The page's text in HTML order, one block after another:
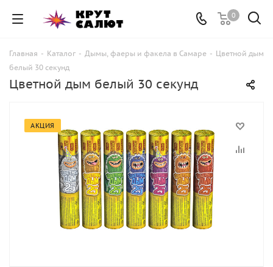
0
Главная - Каталог - Дымы, фаеры и факела в Самаре - Цветной дым
белый 30 секунд
Цветной дым белый 30 секунд
АКЦИЯ